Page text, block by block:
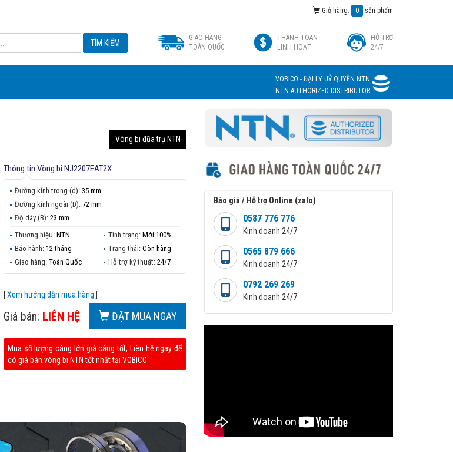
Giỏ hàng: 0 sản phẩm
GIAO HÀNG
TOÀN QUỐC
THANH TOÁN
LINH HOẠT
HỖ TRỢ
24/7
VOBICO - ĐẠI LÝ UỶ QUYỀN NTN
NTN AUTHORIZED DISTRIBUTOR
Vòng bi đũa trụ NTN
Thông tin Vòng bi NJ2207EAT2X
Đường kính trong (d): 35 mm
Đường kính ngoài (D): 72 mm
Độ dày (B): 23 mm
Thương hiệu: NTN Tình trạng:Mới 100%
Bảo hành: 12 tháng Trạng thái:Còn hàng
Giao hàng: Toàn Quốc Hỗ trợ kỹ thuật:24/7
[Xem hướng dẫn mua hàng
Giá bán: LIÊN HỆ ĐẶT MUA NGAY
Mua số lượng càng lớn giá càng tốt, Liên hệ ngay để
có giá bán vòng bi NTN tốt nhất tại VOBICO
Báo giá / Hỗ trợ Online (zalo)
0587 776 776
Kinh doanh 24/7
0565 879 666
Kinh doanh 24/7
0792 269 269
Kinh doanh 24/7